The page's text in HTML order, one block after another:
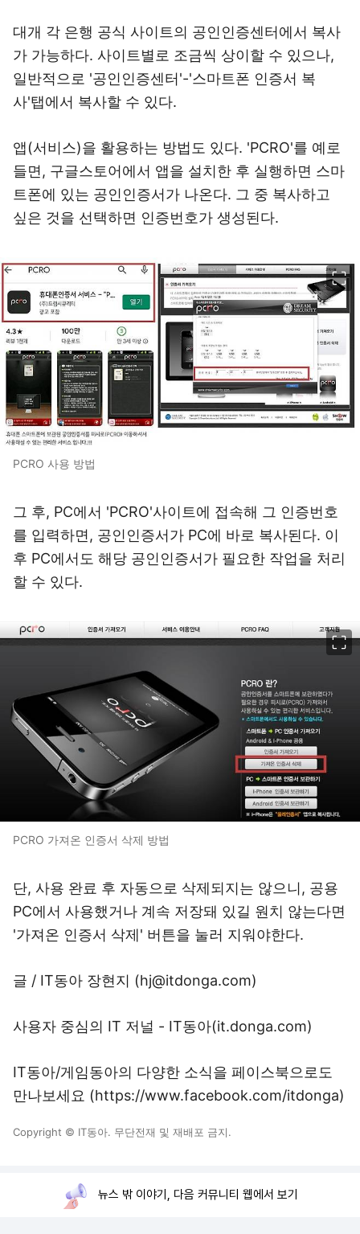
대개 각 은행 공식 사이트의 공인인증센터에서 복사
가 가능하다. 사이트별로 조금씩 상이할 수 있으나,
일반적으로 '공인인증센터'-'스마트폰 인증서 복
사'탭에서 복사할 수 있다.
앱(서비스)을 활용하는 방법도 있다. 'PCRO'를 예로
들면, 구글스토어에서 앱을 설치한 후 실행하면 스마
트폰에 있는 공인인증서가 나온다. 그 중 복사하고
싶은 것을 선택하면 인증번호가 생성된다.
PCRO 사용 방법
그 후, PC에서 'PCRO'사이트에 접속해 그 인증번호
를 입력하면, 공인인증서가 PC에 바로 복사된다. 이
후 PC에서도 해당 공인인증서가 필요한 작업을 처리
할 수 있다.
PCRO 가져온 인증서 삭제 방법
단, 사용 완료 후 자동으로 삭제되지는 않으니, 공용
PC에서 사용했거나 계속 저장돼 있길 원치 않는다면
'가져온 인증서 삭제' 버튼을 눌러 지워야한다.
글 / IT동아 장현지 (hj@itdonga.com)
사용자 중심의 IT 저널 - IT동아(it.donga.com)
IT동아/게임동아의 다양한 소식을 페이스북으로도
만나보세요 (https://www.facebook.com/itdonga)
Copyright © IT동아. 무단전재 및 재배포 금지.
뉴스 밖 이야기, 다음 커뮤니티 웹에서 보기